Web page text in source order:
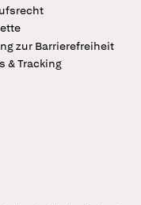
zur Barrierefreiheit
& Tracking